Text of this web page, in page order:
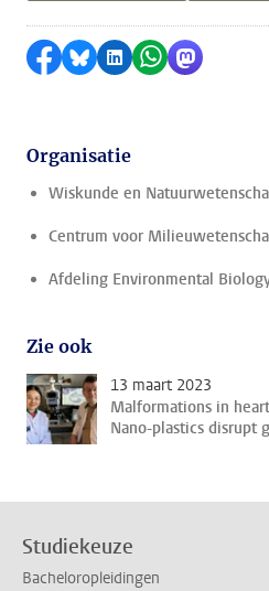
Delen op Facebook
Delen via Bluesky
Delen op LinkedIn
Delen via
Delen via
Organisatie
Wiskunde en
Centrum voor
Afdeling Environmental
Zie ook
13 maart 2023
Malformations in
Nano-plastics disrupt
Studiekeuze
Bacheloropleidingen